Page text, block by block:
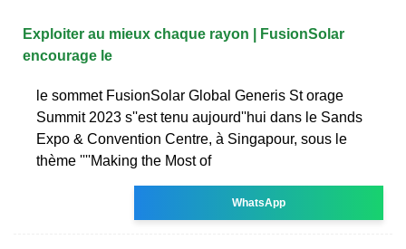
Exploiter au mieux chaque rayon | FusionSolar
encourage le
le sommet FusionSolar Global Generis St orage
Summit 2023 s''est tenu aujourd''hui dans le Sands
Expo & Convention Centre, à Singapour, sous le
thème ''''Making the Most of
WhatsApp